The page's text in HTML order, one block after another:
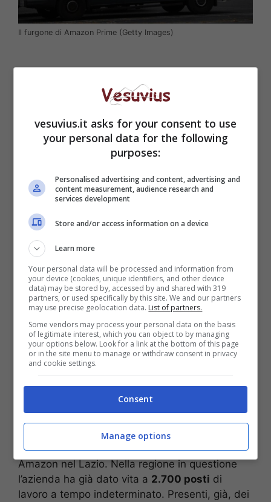
Il furgone di Amazon Prime (Getty Images)
L’obiettivo è di ampliare il più possibile la sua
domanda da parte dei clienti. Necessario,
perciò, è ingrandire anche la selezione di
prodotti e andare in aiuto delle piccole e medie
imprese. Quest’ultime, scelgono in misura
sempre più crescente di vendere la propria
merce ricorrendo allaLogistica di Amazonper
ciò che attiene allo stoccaggio e alla consegna.
POTREBBE INTERESSARTI ANCHE —>Amazon
ti regala 15 se accedi all’app, ma devi fare un
Il sito di Ardea rappresenterà il terzo centro di
distribuzione e la settima struttura aperta da
Amazon nel Lazio. Nella regione in questione
l’azienda ha già dato vita a 2.700 posti di
lavoro a tempo indeterminato. Presenti, già, dei
vesuvius.it asks for your consent to use
your personal data for the following
purposes:
Personalised advertising and content, advertising and
content measurement, audience research and
services development
Store and/or access information on a device
Learn more
Your personal data will be processed and information from
your device (cookies, unique identifiers, and other device
data) may be stored by, accessed by and shared with 319
partners, or used specifically by this site. We and our partners
may use precise geolocation data. List of partners.
Some vendors may process your personal data on the basis
of legitimate interest, which you can object to by managing
your options below. Look for a link at the bottom of this page
or in the site menu to manage or withdraw consent in privacy
and cookie settings.
Consent
Manage options